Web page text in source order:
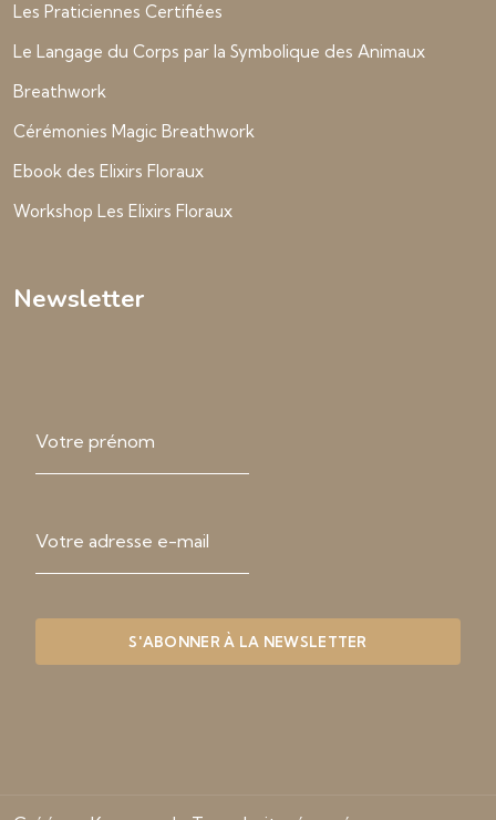
Les Praticiennes Certifiées
Le Langage du Corps par la Symbolique des Animaux
Breathwork
Cérémonies Magic Breathwork
Ebook des Elixirs Floraux
Workshop Les Elixirs Floraux
Newsletter